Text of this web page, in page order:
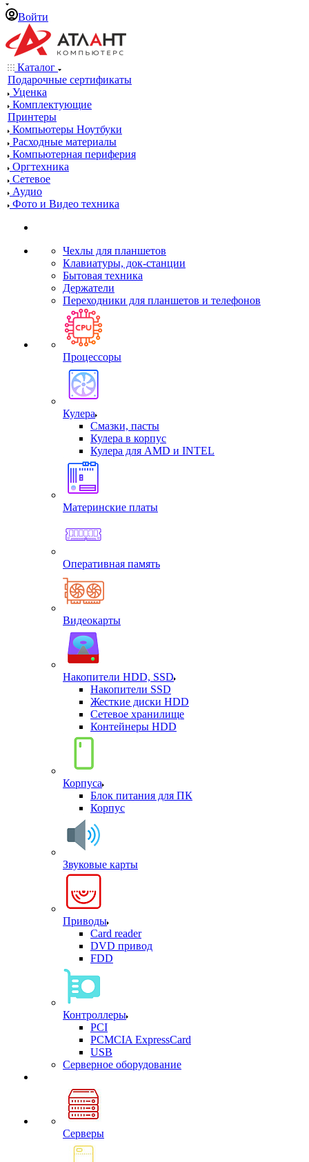
Войти
Каталог
Подарочные сертификаты
Уценка
Комплектующие
Принтеры
Компьютеры Ноутбуки
Расходные материалы
Компьютерная периферия
Оргтехника
Сетевое
Аудио
Фото и Видео техника
Чехлы для планшетов
Клавиатуры, док-станции
Бытовая техника
Держатели
Переходники для планшетов и телефонов
Процессоры
Кулера
Смазки, пасты
Кулера в корпус
Кулера для AMD и INTEL
Материнские платы
Оперативная память
Видеокарты
Накопители HDD, SSD
Накопители SSD
Жесткие диски HDD
Сетевое хранилище
Контейнеры HDD
Корпуса
Блок питания для ПК
Корпус
Звуковые карты
Приводы
Card reader
DVD привод
FDD
Контроллеры
PCI
PCMCIA ExpressCard
USB
Cерверное оборудование
Серверы